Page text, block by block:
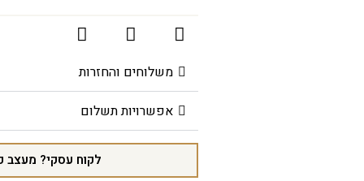
משלוחים והחזרות
אפשרויות תשלום
לקוח עסקי? מעצב